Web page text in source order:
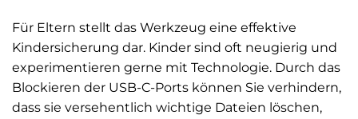
Für Eltern stellt das Werkzeug eine effektive
Kindersicherung dar. Kinder sind oft neugierig und
experimentieren gerne mit Technologie. Durch das
Blockieren der USB-C-Ports können Sie verhindern,
dass sie versehentlich wichtige Dateien löschen,